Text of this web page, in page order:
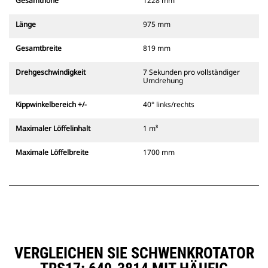
Länge 975 mm
Gesamtbreite 819 mm
Drehgeschwindigkeit
7 Sekunden pro vollständiger
Umdrehung
Kippwinkelbereich +/- 40° links/rechts
Maximaler Löffelinhalt 1 m³
Maximale Löffelbreite 1700 mm
VERGLEICHEN SIE SCHWENKROTATOR